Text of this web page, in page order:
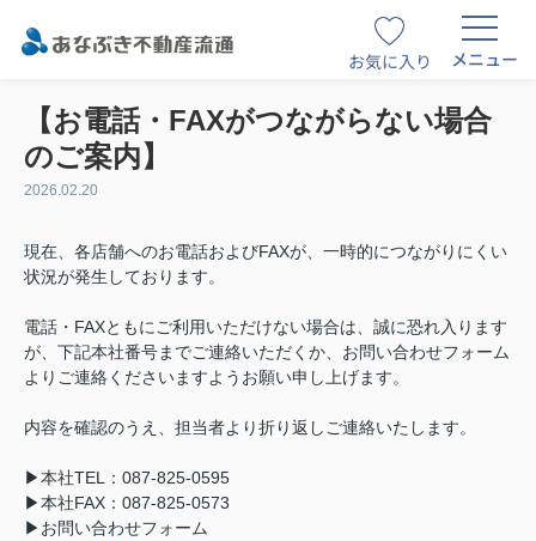
お気に入り メニュー
【お電話・FAXがつながらない場合
のご案内】
2026.02.20
現在、各店舗へのお電話およびFAXが、一時的につながりにくい
状況が発生しております。
電話・FAXともにご利用いただけない場合は、誠に恐れ入ります
が、下記本社番号までご連絡いただくか、お問い合わせフォーム
よりご連絡くださいますようお願い申し上げます。
内容を確認のうえ、担当者より折り返しご連絡いたします。
▶本社TEL：087-825-0595
▶本社FAX：087-825-0573
▶お問い合わせフォーム